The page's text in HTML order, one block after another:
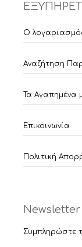
Ο
Αναζήτηση
Τα Αγαπημένα
Επικοινωνία
Πολιτική
Newsletter
Συμπληρώστε